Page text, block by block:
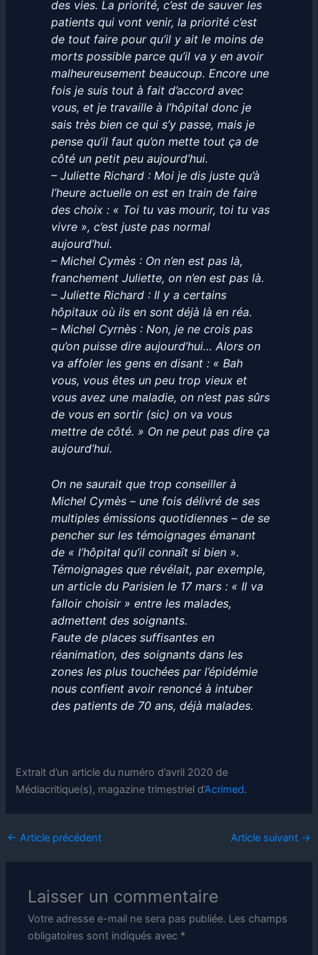
des vies. La priorité, c’est de sauver les
patients qui vont venir, la priorité c’est
de tout faire pour qu’il y ait le moins de
morts possible parce qu’il va y en avoir
malheureusement beaucoup. Encore une
fois je suis tout à fait d’accord avec
vous, et je travaille à l’hôpital donc je
sais très bien ce qui s’y passe, mais je
pense qu’il faut qu’on mette tout ça de
côté un petit peu aujourd’hui.
– Juliette Richard : Moi je dis juste qu’à
l’heure actuelle on est en train de faire
des choix : « Toi tu vas mourir, toi tu vas
vivre », c’est juste pas normal
aujourd’hui.
– Michel Cymès : On n’en est pas là,
franchement Juliette, on n’en est pas là.
– Juliette Richard : Il y a certains
hôpitaux où ils en sont déjà là en réa.
– Michel Cyrnès : Non, je ne crois pas
qu’on puisse dire aujourd’hui… Alors on
va affoler les gens en disant : « Bah
vous, vous êtes un peu trop vieux et
vous avez une maladie, on n’est pas sûrs
de vous en sortir (sic) on va vous
mettre de côté. » On ne peut pas dire ça
aujourd’hui.
On ne saurait que trop conseiller à
Michel Cymès – une fois délivré de ses
multiples émissions quotidiennes – de se
pencher sur les témoignages émanant
de « l’hôpital qu’il connaît si bien ».
Témoignages que révélait, par exemple,
un article du Parisien le 17 mars : « Il va
falloir choisir » entre les malades,
admettent des soignants.
Faute de places suffisantes en
réanimation, des soignants dans les
zones les plus touchées par l’épidémie
nous confient avoir renoncé à intuber
des patients de 70 ans, déjà malades.
Extrait d’un article du numéro d’avril 2020 de
Médiacritique(s), magazine trimestriel d’Acrimed.
← Article précédent Article suivant →
Laisser un commentaire
Votre adresse e-mail ne sera pas publiée. Les champs
obligatoires sont indiqués avec *